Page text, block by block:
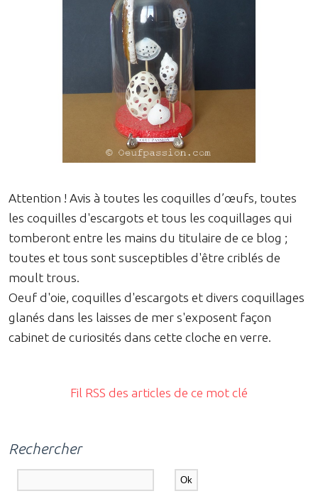
Attention ! Avis à toutes les coquilles d’œufs, toutes
les coquilles d'escargots et tous les coquillages qui
tomberont entre les mains du titulaire de ce blog ;
toutes et tous sont susceptibles d'être criblés de
moult trous.
Oeuf d'oie, coquilles d'escargots et divers coquillages
glanés dans les laisses de mer s'exposent façon
cabinet de curiosités dans cette cloche en verre.
Fil RSS des articles de ce mot clé
Rechercher